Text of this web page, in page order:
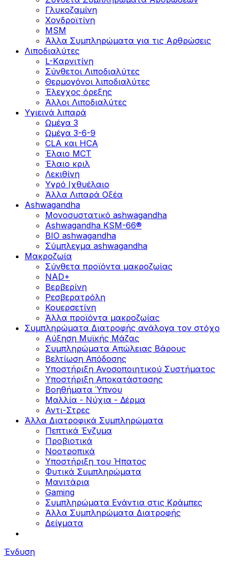
Γλυκοζαμίνη
Χονδροϊτίνη
MSM
Άλλα Συμπληρώματα για τις Αρθρώσεις
Λιποδιαλύτες
L-Kαρνιτίνη
Σύνθετοι Λιποδιαλύτες
Θερμογόνοι λιποδιαλύτες
Έλεγχος όρεξης
Άλλοι Λιποδιαλύτες
Υγιεινά λιπαρά
Ωμέγα 3
Ωμέγα 3-6-9
CLA και HCA
Έλαιο MCT
Έλαιο κριλ
Λεκιθίνη
Υγρό Ιχθυέλαιο
Άλλα Λιπαρά Οξέα
Ashwagandha
Μονοσυστατικό ashwagandha
Ashwagandha KSM-66®
BIO ashwagandha
Σύμπλεγμα ashwagandha
Μακροζωία
Σύνθετα προϊόντα μακροζωίας
NAD+
Βερβερίνη
Ρεσβερατρόλη
Κουερσετίνη
Άλλα προϊόντα μακροζωίας
Συμπληρώματα Διατροφής ανάλογα τον στόχο
Αύξηση Μυϊκής Μάζας
Συμπληρώματα Aπώλειας Βάρους
Βελτίωση Απόδοσης
Υποστήριξη Ανοσοποιητικού Συστήματος
Yποστήριξη Αποκατάστασης
Βοηθήματα Ύπνου
Μαλλία - Νύχια - Δέρμα
Αντι-Στρες
Άλλα Διατροφικά Συμπληρώματα
Πεπτικά Ένζυμα
Προβιοτικά
Νοοτροπικά
Υποστήριξη του Ήπατος
Φυτικά Συμπληρώματα
Μανιτάρια
Gaming
Συμπληρώματα Ενάντια στις Κράμπες
Άλλα Συμπληρώματα Διατροφής
Δείγματα
Ένδυση